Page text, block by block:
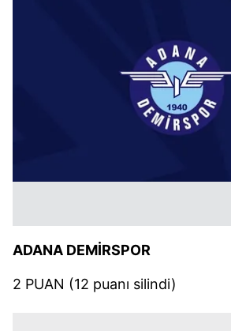
ADANA DEMİRSPOR
2 PUAN (12 puanı silindi)